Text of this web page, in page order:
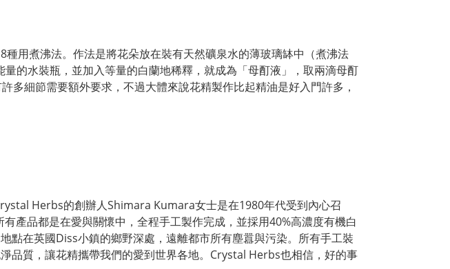
用煮沸法。作法是將花朵放在裝有天然礦泉水的薄玻璃缽中（煮沸法
的水裝瓶，並加入等量的白蘭地稀釋，就成為「母酊液」，取兩滴母酊
細節需要額外要求，不過大體來說花精製作比起精油是好入門許多，
Herbs的創辦人Shimara Kumara女士是在1980年代受到內心召
產品都是在愛與關懷中，全程手工製作完成，並採用40%高濃度有機白
點在英國Diss小鎮的鄉野深處，遠離都市所有塵囂與污染。所有手工裝
品質，讓花精攜帶我們的愛到世界各地。Crystal Herbs也相信，好的事